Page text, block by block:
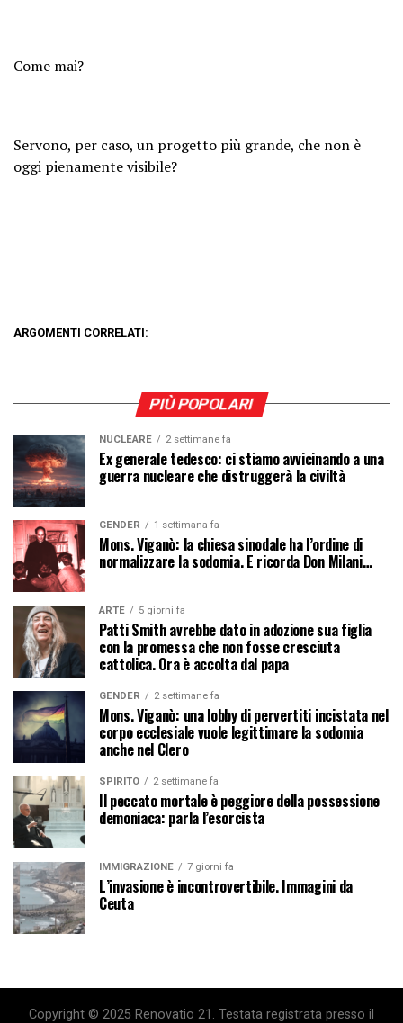
Come mai?
Servono, per caso, un progetto più grande, che non è
oggi pienamente visibile?
ARGOMENTI CORRELATI:
PIÙ POPOLARI
NUCLEARE 2 settimane fa
Ex generale tedesco: ci stiamo avvicinando a una
guerra nucleare che distruggerà la civiltà
GENDER 1 settimana fa
Mons. Viganò: la chiesa sinodale ha l’ordine di
normalizzare la sodomia. E ricorda Don Milani…
ARTE 5 giorni fa
Patti Smith avrebbe dato in adozione sua figlia
con la promessa che non fosse cresciuta
cattolica. Ora è accolta dal papa
GENDER 2 settimane fa
Mons. Viganò: una lobby di pervertiti incistata nel
corpo ecclesiale vuole legittimare la sodomia
anche nel Clero
SPIRITO 2 settimane fa
Il peccato mortale è peggiore della possessione
demoniaca: parla l’esorcista
IMMIGRAZIONE 7 giorni fa
L’invasione è incontrovertibile. Immagini da
Ceuta
Copyright © 2025 Renovatio 21. Testata registrata presso il